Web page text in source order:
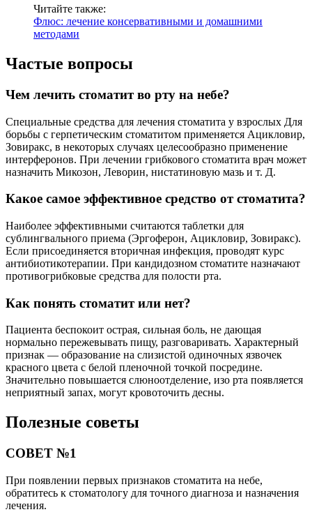
Читайте также:
Флюс: лечение консервативными и домашними
методами
Частые вопросы
Чем лечить стоматит во рту на небе?
Специальные средства для лечения стоматита у взрослых Для
борьбы с герпетическим стоматитом применяется Ацикловир,
Зовиракс, в некоторых случаях целесообразно применение
интерферонов. При лечении грибкового стоматита врач может
назначить Микозон, Леворин, нистатиновую мазь и т. Д.
Какое самое эффективное средство от стоматита?
Наиболее эффективными считаются таблетки для
сублингвального приема (Эргоферон, Ацикловир, Зовиракс).
Если присоединяется вторичная инфекция, проводят курс
антибиотикотерапии. При кандидозном стоматите назначают
противогрибковые средства для полости рта.
Как понять стоматит или нет?
Пациента беспокоит острая, сильная боль, не дающая
нормально пережевывать пищу, разговаривать. Характерный
признак — образование на слизистой одиночных язвочек
красного цвета с белой пленочной точкой посредине.
Значительно повышается слюноотделение, изо рта появляется
неприятный запах, могут кровоточить десны.
Полезные советы
СОВЕТ №1
При появлении первых признаков стоматита на небе,
обратитесь к стоматологу для точного диагноза и назначения
лечения.